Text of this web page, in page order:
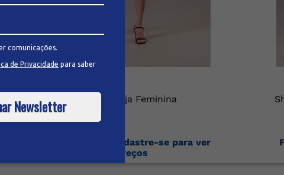
comunicações.
de Privacidade para saber
NewsletterBermuda Social Sarja Feminina
Faça o login ou cadastre-se para ver
os preços